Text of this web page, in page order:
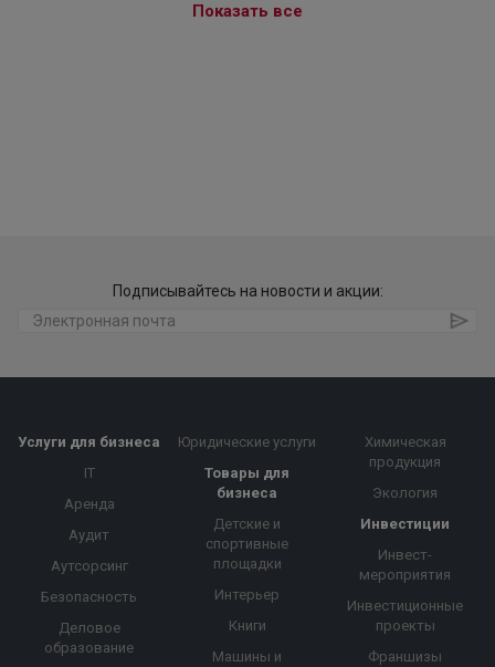
Показать все
Подписывайтесь на новости и акции:
Услуги для бизнеса
IT
Аренда
Аудит
Аутсорсинг
Безопасность
Деловое
образование
Юридические услуги
Товары для
бизнеса
Детские и
спортивные
площадки
Интерьер
Книги
Машины и
Химическая
продукция
Экология
Инвестиции
Инвест-
мероприятия
Инвестиционные
проекты
Франшизы